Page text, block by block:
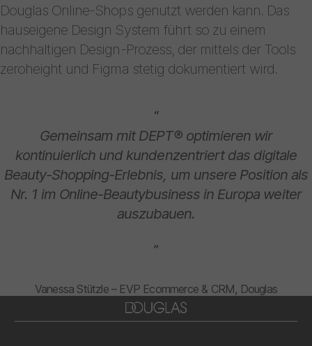
Douglas Online-Shops genutzt werden kann. Das
hauseigene Design System führt so zu einem
nachhaltigen Design-Prozess, der mittels der Tools
zeroheight und Figma stetig dokumentiert wird.
“
Gemeinsam mit DEPT® optimieren wir
kontinuierlich und kundenzentriert das digitale
Beauty-Shopping-Erlebnis, um unsere Position als
Nr. 1 im Online-Beautybusiness in Europa weiter
auszubauen.
”
Vanessa Stützle – EVP Ecommerce & CRM, Douglas